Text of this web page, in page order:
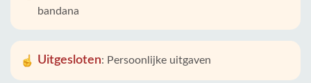
bandana
Uitgesloten: Persoonlijke uitgaven